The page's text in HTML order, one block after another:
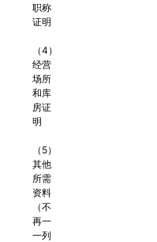
职称
证明
（4）
经营
场所
和库
房证
明
（5）
其他
所需
资料
（不
再一
一列